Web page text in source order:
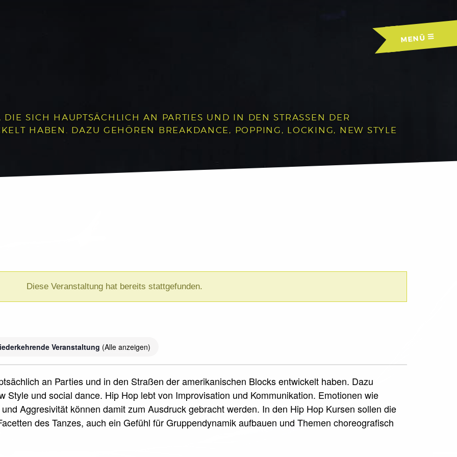
MENÜ
SICH HAUPTSÄCHLICH AN PARTIES UND IN DEN STRASSEN DER A
HABEN. DAZU GEHÖREN BREAKDANCE, POPPING, LOCKING, NEW STYLE U
Diese Veranstaltung hat bereits stattgefunden.
Veranstaltung (Alle anzeigen)
an Parties und in den Straßen der amerikanischen Blocks entwickelt haben. Dazu
Style und social dance. Hip Hop lebt von Improvisation und Kommunikation. Emotionen wie
Aggresivität können damit zum Ausdruck gebracht werden. In den Hip Hop Kursen sollen die
des Tanzes, auch ein Gefühl für Gruppendynamik aufbauen und Themen choreografisch